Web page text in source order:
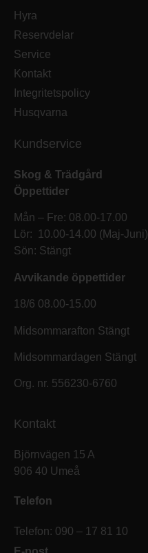
Hyra
Reservdelar
Service
Kontakt
Integritetspolicy
Husqvarna
Kundservice
Skog & Trädgård
Öppettider
Mån – Fre: 08.00-17.00
Lör: 10.00-14.00 (Maj-Juni)
Sön: Stängt
Avvikande öppettider
18/6 08.00-15.00
Midsommarafton Stängt
Midsommardagen Stängt
Org. nr. 556230-6760
Kontakt
Björnvägen 15 A
906 40 Umeå
Telefon
Telefon: 090 – 17 81 10